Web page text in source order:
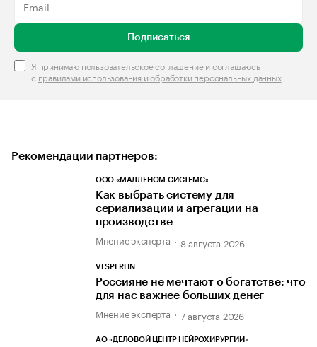
Подписаться
Я принимаю пользовательское соглашениеи соглашаюсь
с правилами использования и обработки персональных данных.
Рекомендации партнеров:
ООО «МАЛЛЕНОМ СИСТЕМС»
Как выбрать систему для
сериализации и агрегации на
производстве
Мнение эксперта 8 августа 2026
VESPERFIN
Россияне не мечтают о богатстве: что
для нас важнее больших денег
Мнение эксперта 7 августа 2026
АО «ДЕЛОВОЙ ЦЕНТР НЕЙРОХИРУРГИИ»